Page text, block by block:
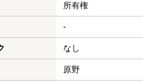
所有権
-
なし
原野